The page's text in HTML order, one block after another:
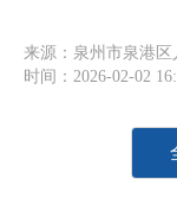
来源：泉州市泉港区
时间：2026-02-02